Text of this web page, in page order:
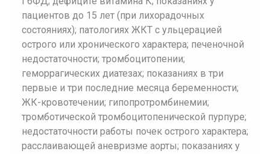
пациентов до 15 лет (при лихорадочных
состояниях); патологиях ЖКТ с ульцерацией
острого или хронического характера; печеночной
недостаточности; тромбоцитопении;
геморрагических диатезах; показаниях в три
первые и три последние месяца беременности;
ЖК-кровотечении; гипопротромбинемии;
тромботической тромбоцитопенической пурпуре;
недостаточности работы почек острого характера;
расслаивающей аневризме аорты; показаниях у